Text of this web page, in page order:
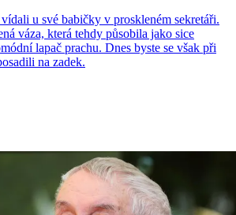
u své babičky v proskleném sekretáři.
váza, která tehdy působila jako sice
lapač prachu. Dnes byste se však při
na zadek.